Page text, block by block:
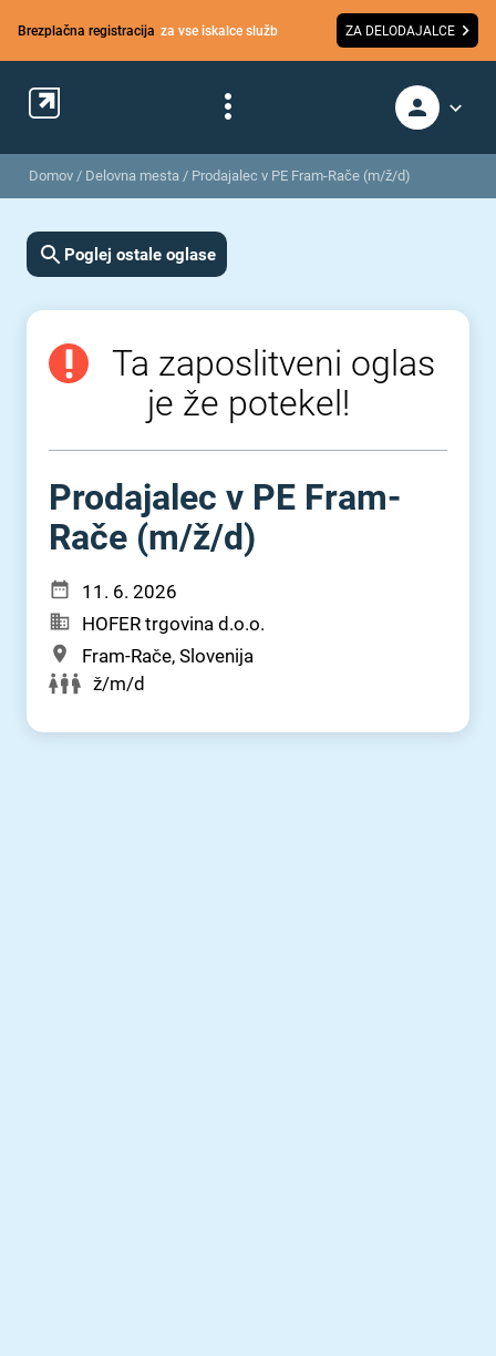
Brezplačna registracija za vse iskalce služb ZA DELODAJALCE
Domov / Delovna mesta / Prodajalec v PE Fram-Rače (m/ž/d)
Poglej ostale oglase
Ta zaposlitveni oglas
je že potekel!
Prodajalec v PE Fram-
Rače (m⁠/⁠ž⁠/⁠d)
11. 6. 2026
HOFER trgovina d.o.o.
Fram-Rače, Slovenija
ž/m/d